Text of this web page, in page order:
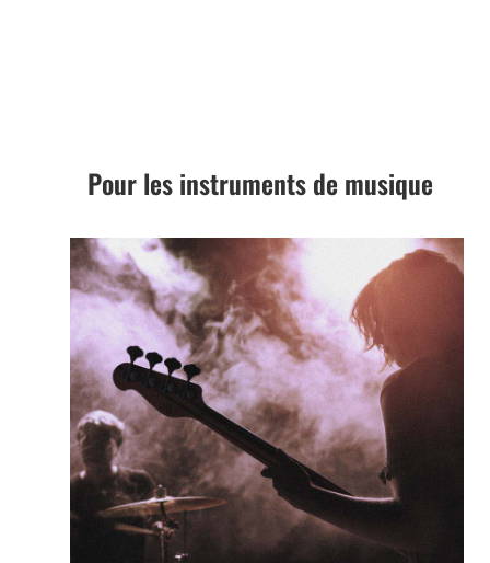
Pour les instruments de musique